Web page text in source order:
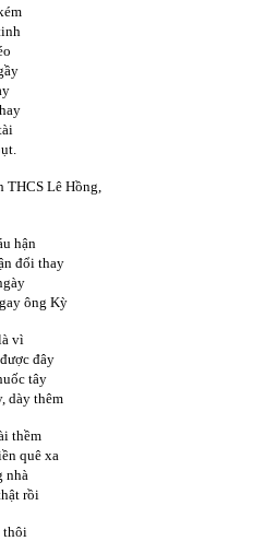
Lê Hồng,
hận
đổi thay
ông Kỳ
vì
đây
tây
dày thêm
thềm
quê xa
nhà
rồi
thôi